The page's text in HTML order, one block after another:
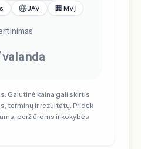
JAV 🏢 MVĮ
Galutinė kaina gali skirtis
terminų ir rezultatų. Pridėk
peržiūroms ir kokybės